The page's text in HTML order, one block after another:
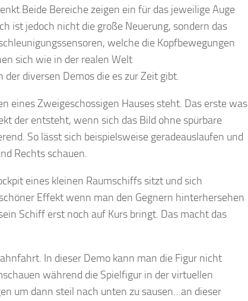
Bereiche zeigen ein für das jeweilige Auge
ist jedoch nicht die große Neuerung, sondern das
welche die Kopfbewegungen
sich wie in der realen Welt
diversen Demos die es zur Zeit gibt.
eines Zweigeschossigen Hauses steht. Das erste was
der entsteht, wenn sich das Bild ohne spürbare
So lässt sich beispielsweise geradeauslaufen und
Rechts schauen.
eines kleinen Raumschiffs sitzt und sich
Effekt wenn man den Gegnern hinterhersehen
Schiff erst noch auf Kurs bringt. Das macht das
In dieser Demo kann man die Figur nicht
während die Spielfigur in der virtuellen
um dann steil nach unten zu sausen…an dieser